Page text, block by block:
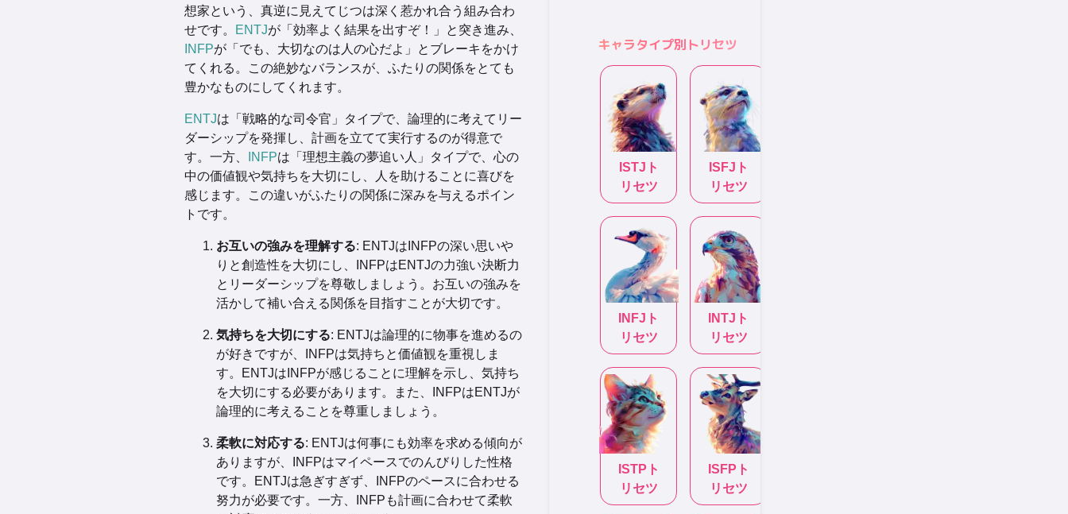
想家という、真逆に見えてじつは深く惹かれ合う組み合わ
せです。
ENTJが「効率よく結果を出すぞ！」と突き進み、
INFPが「でも、大切なのは人の心だよ」とブレーキをかけ
てくれる。この絶妙なバランスが、ふたりの関係をとても
豊かなものにしてくれます。
ENTJは「戦略的な司令官」タイプで、論理的に考えてリー
ダーシップを発揮し、計画を立てて実行するのが得意で
す。一方、
INFPは「理想主義の夢追い人」タイプで、心の
中の価値観や気持ちを大切にし、人を助けることに喜びを
感じます。この違いがふたりの関係に深みを与えるポイン
トです。
お互いの強みを理解する: ENTJはINFPの深い思いや
りと創造性を大切にし、INFPはENTJの力強い決断力
とリーダーシップを尊敬しましょう。お互いの強みを
活かして補い合える関係を目指すことが大切です。
気持ちを大切にする: ENTJは論理的に物事を進めるの
が好きですが、INFPは気持ちと価値観を重視しま
す。ENTJはINFPが感じることに理解を示し、気持ち
を大切にする必要があります。また、INFPはENTJが
論理的に考えることを尊重しましょう。
柔軟に対応する: ENTJは何事にも効率を求める傾向が
ありますが、INFPはマイペースでのんびりした性格
です。ENTJは急ぎすぎず、INFPのペースに合わせる
努力が必要です。一方、INFPも計画に合わせて柔軟
キャラタイプ別トリセツ
ISTJ ト
リセツ
ISFJ ト
リセツ
INFJ ト
リセツ
INTJ ト
リセツ
ISTP ト
リセツ
ISFP ト
リセツ